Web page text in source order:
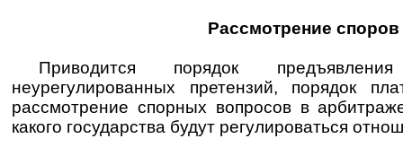
Рассмотрение споров
Приводится порядок
неурегулированных претензий, порядок
рассмотрение спорных вопросов в
какого государства будут регулироваться